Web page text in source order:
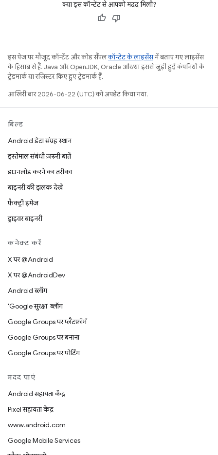
क्या इस कॉन्टेंट से आपको मदद मिली?
इस पेज पर मौजूद कॉन्टेंट और कोड सैंपलकॉन्टेंट के लाइसेंसमें बताए गए लाइसेंस
के हिसाब से हैं. Java और OpenJDK, Oracle और/या इससे जुड़ी हुई कंपनियों के
ट्रेडमार्क या रजिस्टर किए हुए ट्रेडमार्क हैं.
आखिरी बार 2026-06-22 (UTC) को अपडेट किया गया.
बिल्ड
Android डेटा संग्रह स्थान
इस्तेमाल संबंधी ज़रूरी बातें
डाउनलोड करने का तरीका
बाइनरी की झलक देखें
फ़ैक्ट्री इमेज
ड्राइवर बाइनरी
कनेक्ट करें
X पर @Android
X पर @AndroidDev
Android ब्लॉग
'Google सुरक्षा' ब्लॉग
Google Groups पर प्लैटफ़ॉर्म
Google Groups पर बनाना
Google Groups पर पोर्टिंग
मदद पाएं
Android सहायता केंद्र
Pixel सहायता केंद्र
www.android.com
Google Mobile Services